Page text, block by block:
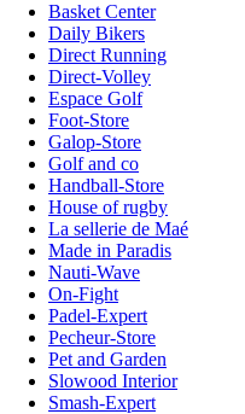
Basket Center
Daily Bikers
Direct Running
Direct-Volley
Espace Golf
Foot-Store
Galop-Store
Golf and co
Handball-Store
House of rugby
La sellerie de Maé
Made in Paradis
Nauti-Wave
On-Fight
Padel-Expert
Pecheur-Store
Pet and Garden
Slowood Interior
Smash-Expert